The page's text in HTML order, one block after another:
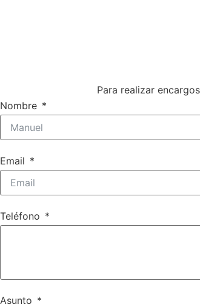
Para realizar
Nombre
Email
Teléfono
Asunto